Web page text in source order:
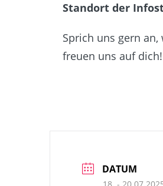
Standort der
Sprich uns gern an,
freuen uns auf dich!
DATUM